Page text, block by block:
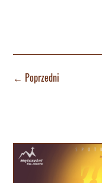
← Poprzedni